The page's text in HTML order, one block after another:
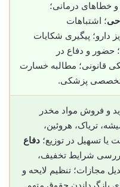
خطاهای درمانی؛
؛ اشتباهات
دارو؛ پیگیری شکایات
حضور و دفاع در
قانونی؛ مطالبه خسارت
تخصصی پزشکی.
و فروش مواد مخدر
تریاک، هروئین،
یا تسهیل در توزیع؛ دفاع
شرایط تخفیف،
مجازات؛ تنظیم لایحه و